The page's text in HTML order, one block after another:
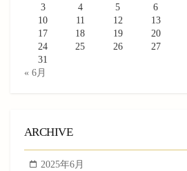
3
4 5 6
10
11 12 13
17
18 19 20
24
25 26 27
31
« 6月
ARCHIVE
2025年6月